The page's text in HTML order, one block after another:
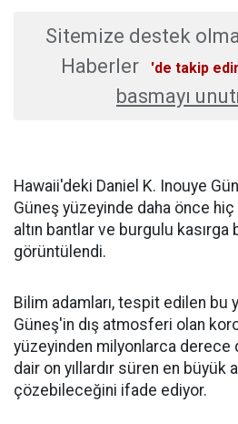
Sitemize destek
Haberler
'de takip
basmayı
Hawaii'deki Daniel K. Inouye
Güneş yüzeyinde daha önce
altın bantlar ve burgulu kasırga
görüntülendi.
Bilim adamları, tespit edilen bu
Güneş'in dış atmosferi olan
yüzeyinden milyonlarca derece
dair on yıllardır süren en
çözebileceğini ifade ediyor.